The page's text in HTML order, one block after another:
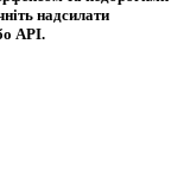
надсилати
API.